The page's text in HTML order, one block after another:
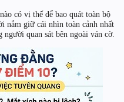
có vị thế để bao quát toàn bộ
nắm giữ cái nhìn toàn cảnh nhất
quan sát bên ngoài ván cờ.